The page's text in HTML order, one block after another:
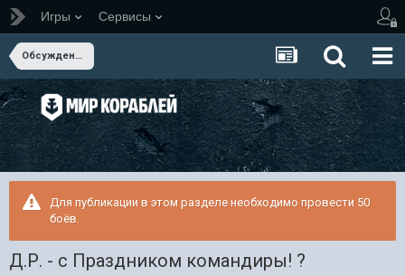
Игры Сервисы
Обсуждение Мира Кораблей
Для публикации в этом разделе необходимо провести 50
боёв.
Д.Р. - с Праздником командиры! ?